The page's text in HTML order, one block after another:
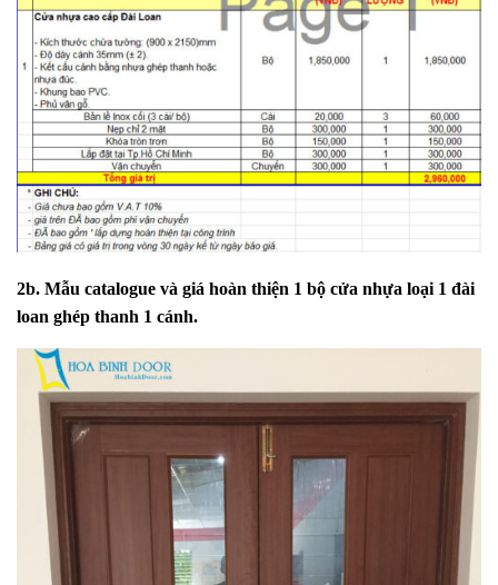
2b. Mẫu catalogue và giá hoàn thiện 1 bộ cửa nhựa loại 1 đài
loan ghép thanh 1 cánh.